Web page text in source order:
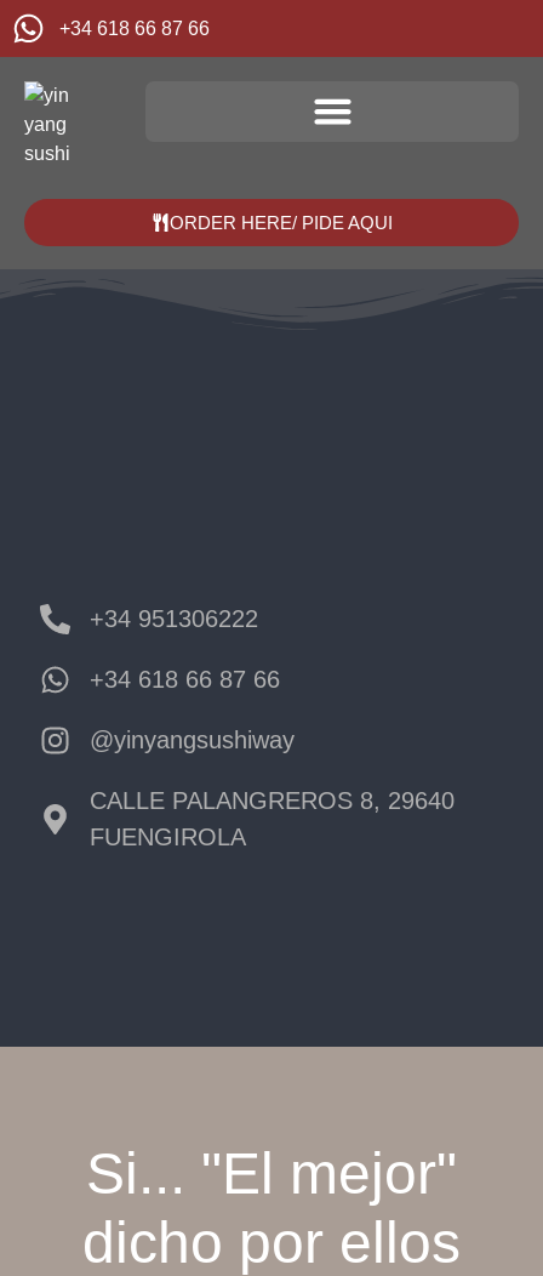
+34 618 66 87 66
ORDER HERE/ PIDE AQUI
+34 951306222
+34 618 66 87 66
@yinyangsushiway
CALLE PALANGREROS 8, 29640
FUENGIROLA
Si... "El mejor"
dicho por ellos